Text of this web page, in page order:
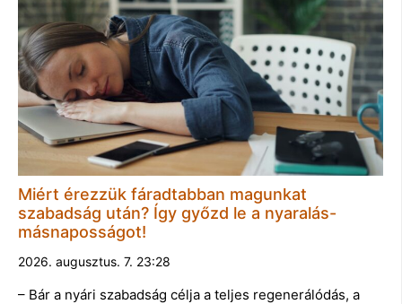
Miért érezzük fáradtabban magunkat
szabadság után? Így győzd le a nyaralás-
másnaposságot!
2026. augusztus. 7. 23:28
– Bár a nyári szabadság célja a teljes regenerálódás, a